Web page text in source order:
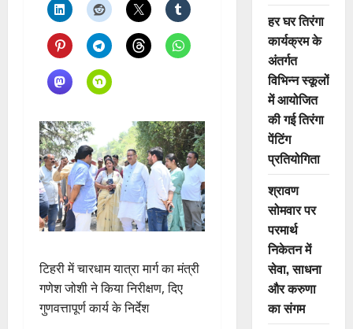
टिहरी में चारधाम यात्रा मार्ग का मंत्री
गणेश जोशी ने किया निरीक्षण, दिए
गुणवत्तापूर्ण कार्य के निर्देश
हर घर तिरंगा
कार्यक्रम के
अंतर्गत
विभिन्न स्कूलों
में आयोजित
की गई तिरंगा
पेंटिंग
प्रतियोगिता
श्रावण
सोमवार पर
परमार्थ
निकेतन में
सेवा, साधना
और करुणा
का संगम